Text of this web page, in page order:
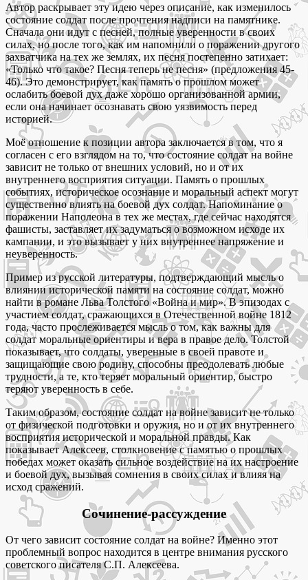
Автор раскрывает эту идею через описание, как изменилось
состояние солдат после прочтения надписи на памятнике.
Сначала они идут с песней, полные уверенности в своих
силах, но после того, как им напомнили о поражении другого
захватчика на тех же землях, их песня постепенно затихает:
«Только что такое? Песня теперь не песня» (предложения 45-
46). Это демонстрирует, как память о прошлом может
ослабить боевой дух даже хорошо организованной армии,
если она начинает осознавать свою уязвимость перед
историей.
Моё отношение к позиции автора заключается в том, что я
согласен с его взглядом на то, что состояние солдат на войне
зависит не только от внешних условий, но и от их
внутреннего восприятия ситуации. Память о прошлых
событиях, историческое осознание и моральный аспект могут
существенно влиять на боевой дух солдат. Напоминание о
поражении Наполеона в тех же местах, где сейчас находятся
фашисты, заставляет их задуматься о возможном исходе их
кампании, и это вызывает у них внутреннее напряжение и
неуверенность.
Пример из русской литературы, подтверждающий мысль о
влиянии исторической памяти на состояние солдат, можно
найти в романе Льва Толстого «Война и мир». В эпизодах с
участием солдат, сражающихся в Отечественной войне 1812
года, часто прослеживается мысль о том, как важны для
солдат моральные ориентиры и вера в правое дело. Толстой
показывает, что солдаты, уверенные в своей правоте и
защищающие свою родину, способны преодолевать любые
трудности, а те, кто теряет моральный ориентир, быстро
теряют уверенность в себе.
Таким образом, состояние солдат на войне зависит не только
от физической подготовки и оружия, но и от их внутреннего
восприятия исторической и моральной правды. Как
показывает Алексеев, столкновение с памятью о прошлых
победах может оказать сильное воздействие на их настроение
и боевой дух, вызывая сомнения в своих силах и влияя на
исход сражений.
Сочинение-рассуждение
От чего зависит состояние солдат на войне? Именно этот
проблемный вопрос находится в центре внимания русского
советского писателя С.П. Алексеева.